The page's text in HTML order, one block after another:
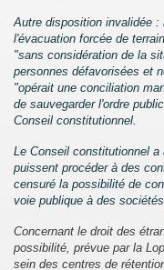
Autre disposition invalidée :
l'évacuation forcée de
"sans considération de la
personnes défavorisées et
"opérait une conciliation
de sauvegarder l'ordre
Conseil constitutionnel.
Le Conseil constitutionnel
puissent procéder à des
censuré la possibilité de
voie publique à des sociétés
Concernant le droit des
possibilité, prévue par la
sein des centres de
LA POLICE DE 2005
CLERMONT
MONTREAL 2013
ETRANGERS ET